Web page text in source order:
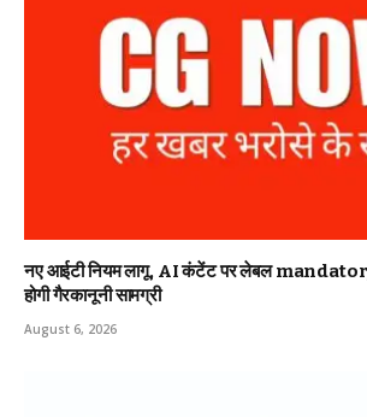
नए आईटी नियम लागू, AI कंटेंट पर लेबल
होगी गैरकानूनी सामग्री
August 6, 2026